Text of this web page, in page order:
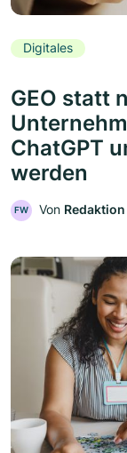
Digitales
GEO statt
ChatGPT
werden
FW Von